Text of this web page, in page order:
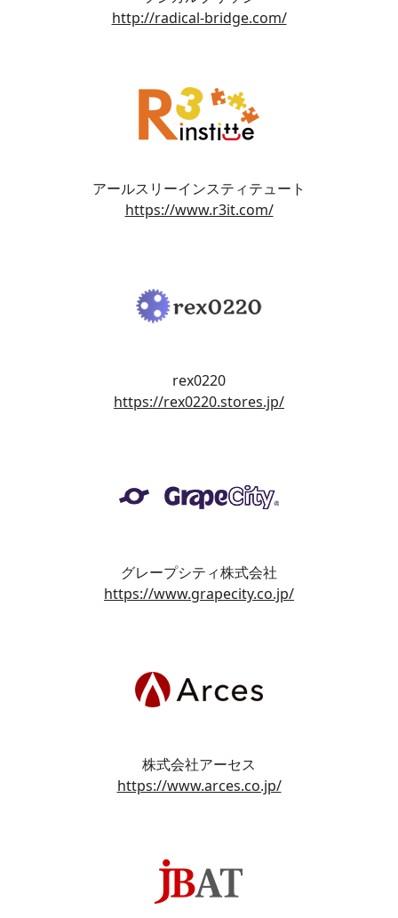
http://radical-bridge.com/
アールスリーインスティテュート
https://www.r3it.com/
rex0220
https://rex0220.stores.jp/
グレープシティ株式会社
https://www.grapecity.co.jp/
株式会社アーセス
https://www.arces.co.jp/